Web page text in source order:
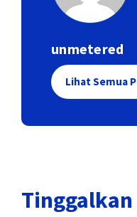
unmetered
Lihat Semua
Tinggalkan